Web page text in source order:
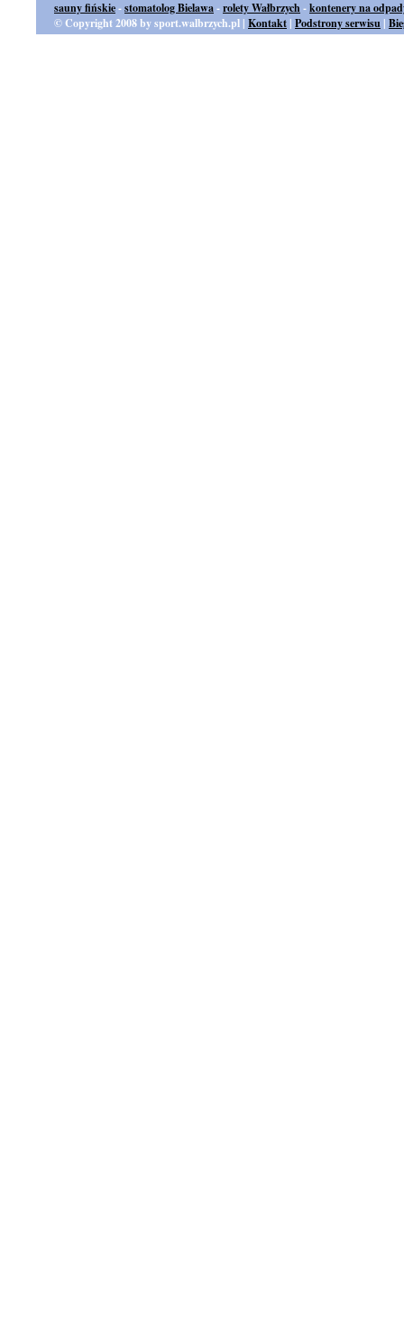
sauny fińskie-stomatolog Bielawa-rolety Wałbrzych-kontenery na
© Copyright 2008 by sport.walbrzych.pl | Kontakt | Podstrony serwisu |